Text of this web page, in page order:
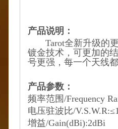
产品说明：
Tarot全新升级的更
镀金技术，可更加的
号更强，每一个天线
产品参数：
频率范围/Frequency
电压驻波比/
增益/Gain(dBi):2dBi